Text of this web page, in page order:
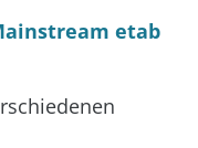
etab